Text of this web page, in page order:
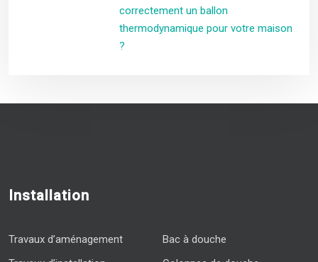
correctement un ballon
thermodynamique pour votre maison
?
Installation
Travaux d’aménagement
Bac à douche